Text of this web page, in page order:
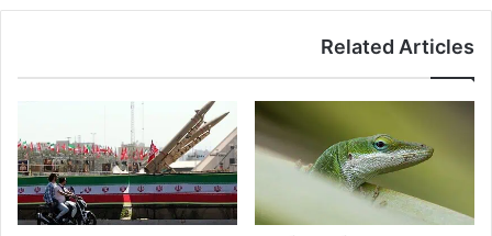
Related Articles